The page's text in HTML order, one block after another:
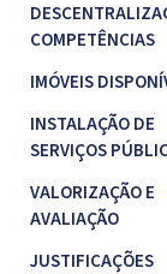
COMPETÊNCIAS
IMÓVEIS
INSTALAÇÃO DE
SERVIÇOS
VALORIZAÇÃO E
AVALIAÇÃO
JUSTIFICAÇÕES